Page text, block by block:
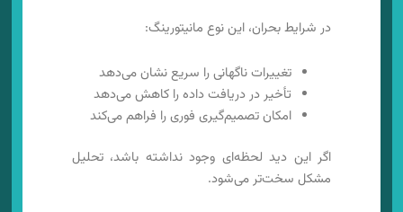
در شرایط بحران، این نوع مانیتورینگ:
تغییرات ناگهانی را سریع نشان می‌دهد
تأخیر در دریافت داده را کاهش می‌دهد
امکان تصمیم‌گیری فوری را فراهم می‌کند
اگر این دید لحظه‌ای وجود نداشته باشد، تحلیل
مشکل سخت‌تر می‌شود.